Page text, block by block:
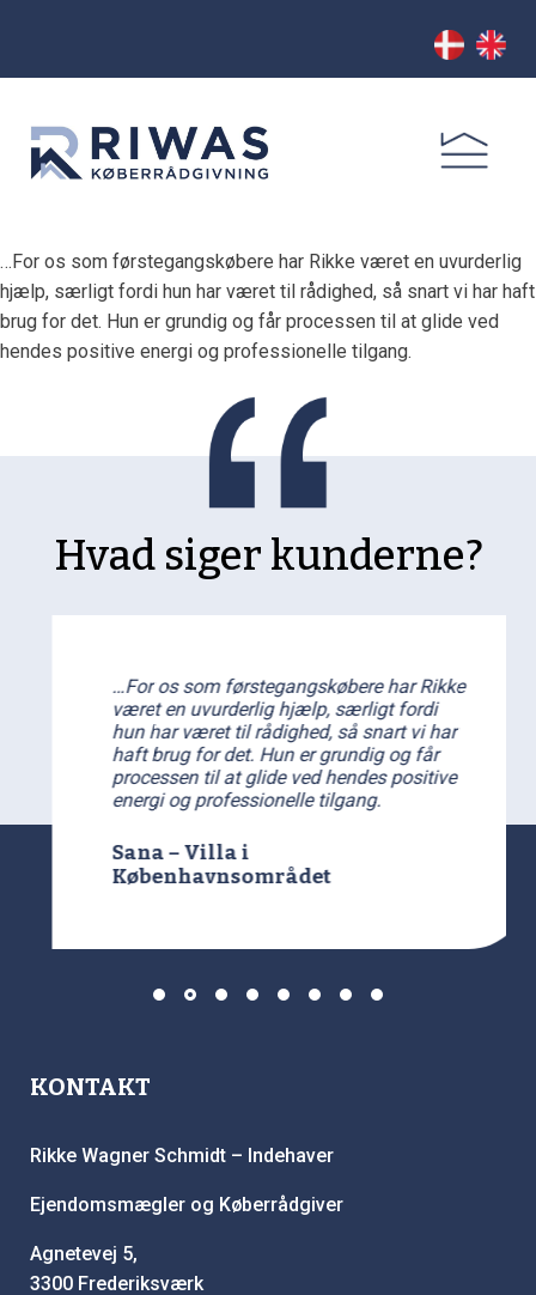
…For os som førstegangskøbere har Rikke været en uvurderlig
hjælp, særligt fordi hun har været til rådighed, så snart vi har haft
brug for det. Hun er grundig og får processen til at glide ved
hendes positive energi og professionelle tilgang.
Hvad siger kunderne?
…For os som førstegangskøbere har Rikke
været en uvurderlig hjælp, særligt fordi
hun har været til rådighed, så snart vi har
haft brug for det. Hun er grundig og får
processen til at glide ved hendes positive
energi og professionelle tilgang.
Sana – Villa i
Københavnsområdet
KONTAKT
Rikke Wagner Schmidt – Indehaver
Ejendomsmægler og Køberrådgiver
Agnetevej 5,
3300 Frederiksværk